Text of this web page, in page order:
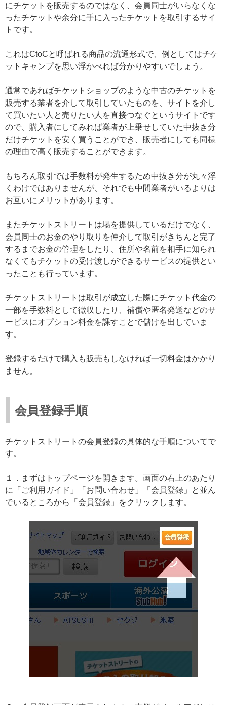
にチケットを販売するのではなく、会員同士がいらなくな
ったチケットや余分に手に入ったチケットを取引するサイ
トです。
これはCtoCと呼ばれる商品の流通形式で、例としてはチケ
ットキャンプを思い浮かべれば分かりやすいでしょう。
通常であればチケットショップのような中古のチケットを
販売する業者を介して取引していたものを、サイトを介し
て買いたい人と売りたい人を直接つなぐというサイトです
ので、購入者にしてみれば業者が上乗せしていた中抜き分
だけチケットを安く買うことができ、販売者にしても同様
の理由で高く販売することができます。
もちろん取引では手数料が発生するため中抜き分が丸々浮
くわけではありませんが、それでも中間業者がいるよりは
お互いにメリットがあります。
またチケットストリートは場を提供しているだけでなく、
会員同士のお金のやり取りを仲介して取引がきちんと完了
するまでお金の管理をしたり、住所や名前を相手に知られ
なくてもチケットの受け渡しができるサービスの提供とい
ったことも行っています。
チケットストリートは取引が成立した際にチケット代金の
一部を手数料として徴収したり、補償や匿名発送などのサ
ービスにオプション料金を課すことで儲けを出していま
す。
登録するだけで購入も販売もしなければ一切料金はかかり
ません。
会員登録手順
チケットストリートの会員登録の具体的な手順についてで
す。
１．まずはトップページを開きます。画面の右上のあたり
に「ご利用ガイド」「お問い合わせ」「会員登録」と並ん
でいるところから「会員登録」をクリックします。